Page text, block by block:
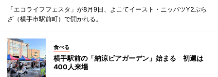
「エコライフフェスタ」が8月9日、よこてイースト・ニッパツY2ぷら
ざ（横手市駅前町）で開かれる。
食べる
横手駅前の「納涼ビアガーデン」始まる 初週は
400人来場